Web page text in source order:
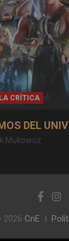
LA CRÍTICA
DEL
Mukowoz
2026 CnE